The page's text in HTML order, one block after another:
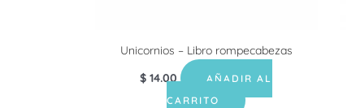
Unicornios – Libro rompecabezas
$ 14.00
AÑADIR AL
CARRITO